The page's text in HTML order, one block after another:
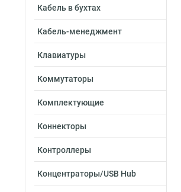
Кабель в бухтах
Кабель-менеджмент
Клавиатуры
Коммутаторы
Комплектующие
Коннекторы
Контроллеры
Концентраторы/USB Hub